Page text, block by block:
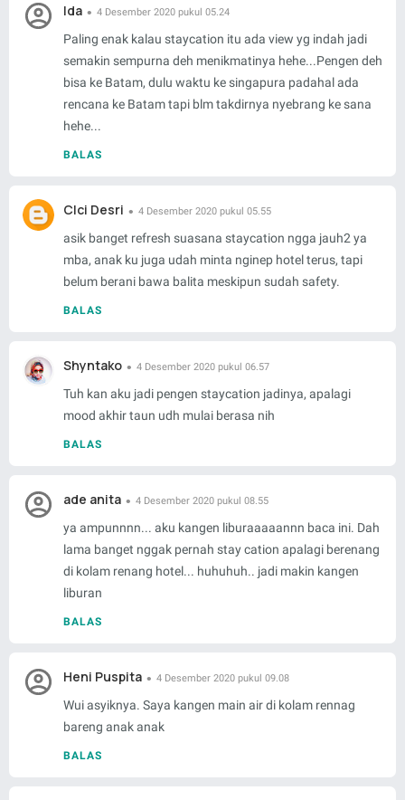
Ida 4 Desember 2020 pukul 05.24
Paling enak kalau staycation itu ada view yg indah jadi
semakin sempurna deh menikmatinya hehe...Pengen deh
bisa ke Batam, dulu waktu ke singapura padahal ada
rencana ke Batam tapi blm takdirnya nyebrang ke sana
hehe...
BALAS
CIci Desri 4 Desember 2020 pukul 05.55
asik banget refresh suasana staycation ngga jauh2 ya
mba, anak ku juga udah minta nginep hotel terus, tapi
belum berani bawa balita meskipun sudah safety.
BALAS
Shyntako 4 Desember 2020 pukul 06.57
Tuh kan aku jadi pengen staycation jadinya, apalagi
mood akhir taun udh mulai berasa nih
BALAS
ade anita 4 Desember 2020 pukul 08.55
ya ampunnnn... aku kangen liburaaaaannn baca ini. Dah
lama banget nggak pernah stay cation apalagi berenang
di kolam renang hotel... huhuhuh.. jadi makin kangen
liburan
BALAS
Heni Puspita 4 Desember 2020 pukul 09.08
Wui asyiknya. Saya kangen main air di kolam rennag
bareng anak anak
BALAS